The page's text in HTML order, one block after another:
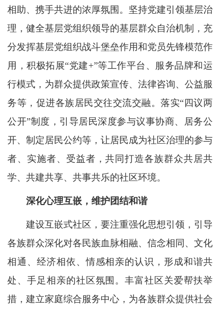
相助、携手共进的浓厚氛围。坚持党建引领基层治
理，健全基层党组织领导的基层群众自治机制，充
分发挥基层党组织战斗堡垒作用和党员先锋模范作
用，积极拓展“党建+”等工作平台、服务品牌和运
行模式，为群众提供政策宣传、法律咨询、公益服
务等，促进各族居民交往交流交融。落实“四议两
公开”制度，引导居民深度参与议事协商、居务公
开、制定居民公约等，让居民成为社区治理的参与
者、实施者、受益者，共同打造各族群众共居共
学、共建共享、共事共乐的社区环境。
深化心理互嵌，维护团结和谐
建设互嵌式社区，要注重强化思想引领，引导
各族群众深化对各民族血脉相融、信念相同、文化
相通、经济相依、情感相亲的认识，形成和谐共
处、手足相亲的社区氛围。丰富社区关爱帮扶举
措，建立家庭综合服务中心，为各族群众提供社会